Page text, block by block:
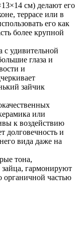
см) делают его
террасе или в
его как
более крупной
с удивительной
глаза и
и
зайчик
или
к воздействию
долговечность и
вида даже на
тона,
гармонируют
органичной частью